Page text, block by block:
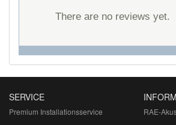
There are no reviews yet.
SERVICE
Premium Installationsservice
RAE-